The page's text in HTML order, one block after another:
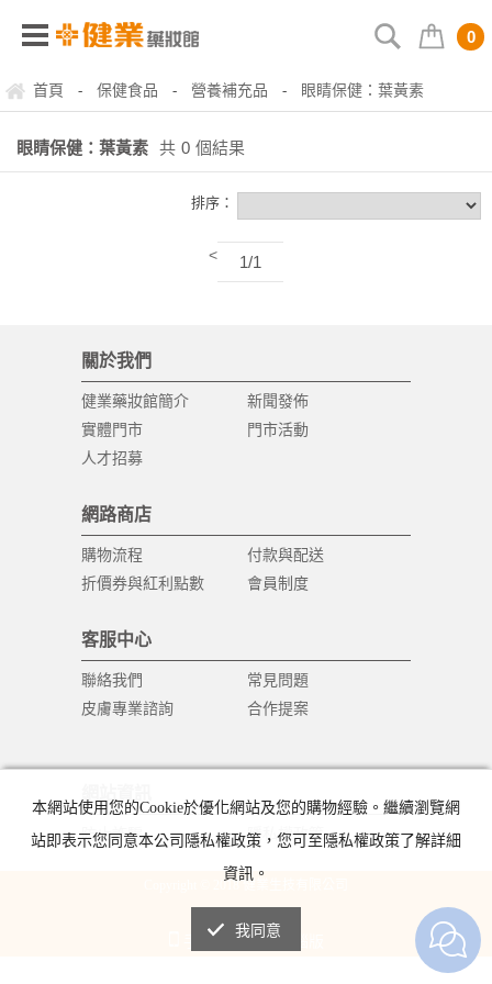
0
首頁 - 保健食品 - 營養補充品 - 眼睛保健：葉黃素
眼睛保健：葉黃素 共 0 個結果
排序：
< 1/1
關於我們
健業藥妝館簡介
新聞發佈
實體門市
門市活動
人才招募
網路商店
購物流程
付款與配送
折價券與紅利點數
會員制度
客服中心
聯絡我們
皮膚專業諮詢
常見問題
合作提案
防止詐騙 隱私權政策
Copyright © 2018 健業生技有限公司
手機版 | 電腦版
本網站使用您的Cookie於優化網站及您的購物經驗。繼續瀏覽網
站即表示您同意本公司隱私權政策，您可至隱私權政策了解詳細
資訊。
我同意